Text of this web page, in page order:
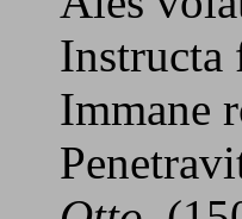
Instructa
Immane